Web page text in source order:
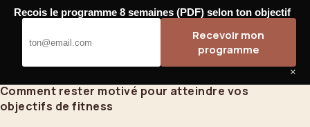
Passer
contenu
Bahoo
Comment rester motivé pour atteindre vos
objectifs de fitness
Recois le programme 8 semaines (PDF) selon ton objectif
Recevoir mon
programme
×